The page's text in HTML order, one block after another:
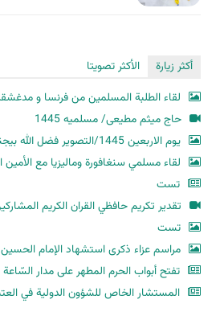
أكثر زيارة
الأكثر تصويتا
لقاء الطلبة المسلمين من فرنسا و مدغشقر
حاج میثم مطیعی/ مسلمیه 1445
یوم الاربعین 1445/التصویر فضل الله بیجنی
لقاء مسلمي سنغافورة وماليزيا مع الأمين
تست
تقدير تكريم حافظي القران الكريم
تست
مراسم عزاء ذكرى استشهاد الإمام
تفتح أبواب الحرم المطهر على مدار
المستشار الخاص للشؤون الدولية في